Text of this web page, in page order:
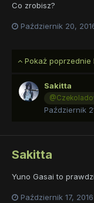
Co zrobisz?
Październik 20,
Pokaż poprzednie
Sakitta
Październik
Sakitta
Yuno Gasai to
Październik 17, 2016